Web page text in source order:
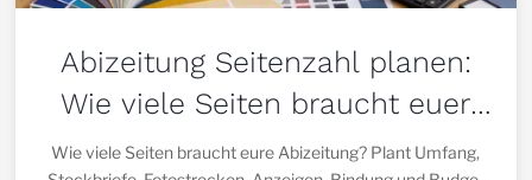
Abizeitung Seitenzahl planen:
Wie viele Seiten braucht euer
Abibuch?
Wie viele Seiten braucht eure Abizeitung? Plant Umfang,